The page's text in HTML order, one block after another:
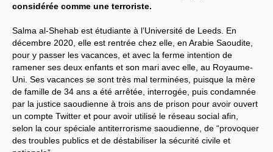
Nouvelles de l’antirépublique
Crises "Covid-19 & H1N1"
Guerre en Ukraine
considérée comme une terroriste.
Salma al-Shehab est étudiante à l’Université de Leeds. En
décembre 2020, elle est rentrée chez elle, en Arabie Saoudite,
pour y passer les vacances, et avec la ferme intention de
ramener ses deux enfants et son mari avec elle, au Royaume-
Uni. Ses vacances se sont très mal terminées, puisque la mère
de famille de 34 ans a été arrêtée, interrogée, puis condamnée
par la justice saoudienne à trois ans de prison pour avoir ouvert
un compte Twitter et pour avoir utilisé le réseau social afin,
selon la cour spéciale antiterrorisme saoudienne, de “provoquer
des troubles publics et de déstabiliser la sécurité civile et